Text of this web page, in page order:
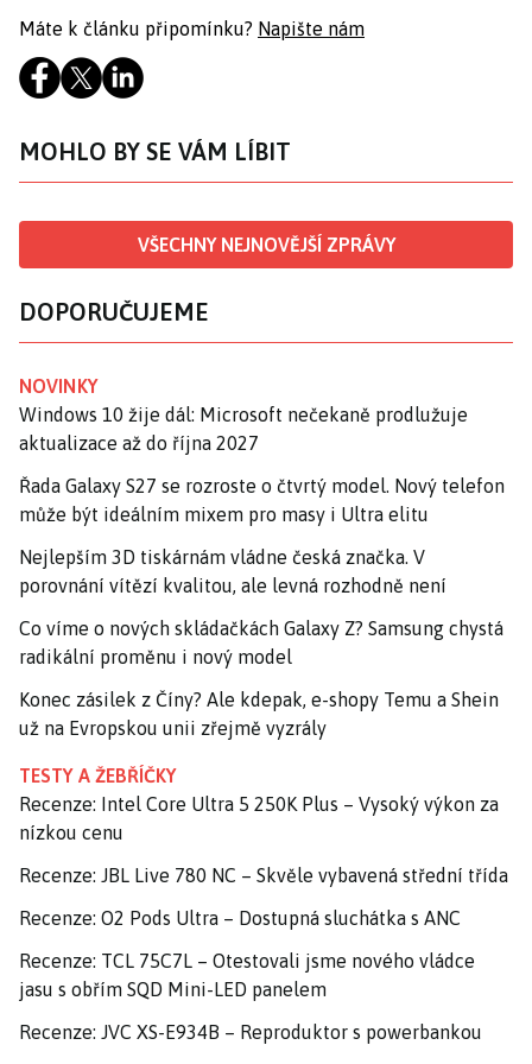
Máte k článku připomínku? Napište nám
MOHLO BY SE VÁM LÍBIT
VŠECHNY NEJNOVĚJŠÍ ZPRÁVY
DOPORUČUJEME
NOVINKY
Windows 10 žije dál: Microsoft nečekaně prodlužuje
aktualizace až do října 2027
Řada Galaxy S27 se rozroste o čtvrtý model. Nový telefon
může být ideálním mixem pro masy i Ultra elitu
Nejlepším 3D tiskárnám vládne česká značka. V
porovnání vítězí kvalitou, ale levná rozhodně není
Co víme o nových skládačkách Galaxy Z? Samsung chystá
radikální proměnu i nový model
Konec zásilek z Číny? Ale kdepak, e-shopy Temu a Shein
už na Evropskou unii zřejmě vyzrály
TESTY A ŽEBŘÍČKY
Recenze: Intel Core Ultra 5 250K Plus – Vysoký výkon za
nízkou cenu
Recenze: JBL Live 780 NC – Skvěle vybavená střední třída
Recenze: O2 Pods Ultra – Dostupná sluchátka s ANC
Recenze: TCL 75C7L – Otestovali jsme nového vládce
jasu s obřím SQD Mini-LED panelem
Recenze: JVC XS-E934B – Reproduktor s powerbankou